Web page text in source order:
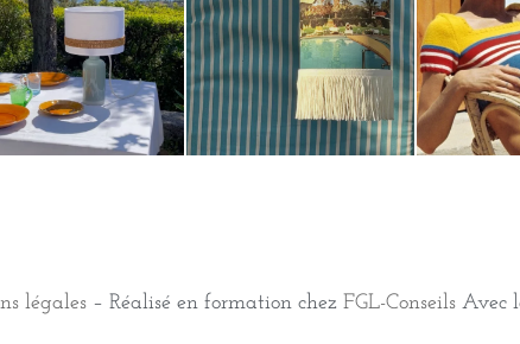
légales– Réalisé en formation chez FGL-ConseilsAvec